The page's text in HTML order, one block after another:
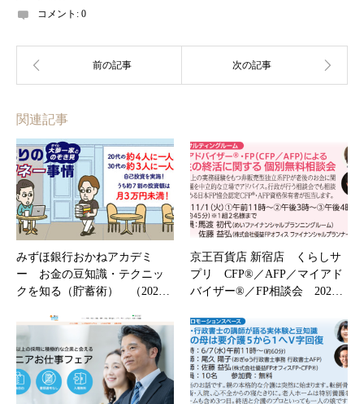
コメント: 0
関連記事
みずほ銀行おかねアカデミ
ー お金の豆知識・テクニッ
クを知る（貯蓄術） （202…
京王百貨店 新宿店 くらしサ
プリ CFP®／AFP／マイアド
バイザー®／FP相談会 202…